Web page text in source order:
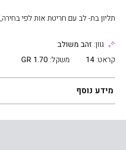
תליון בת- לב עם חריטת אות לפי בחירה,14K זהב, במשקל 1.70 גרם
גוון: זהב משולב
קראט: 14 משקל: 1.70 GR
מידע נוסף